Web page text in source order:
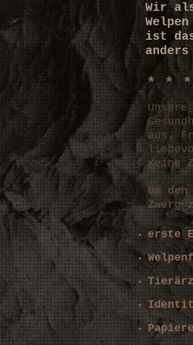
Wir
ist
* *
aus.
Keine
Um
erste